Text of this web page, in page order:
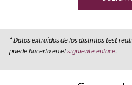
* Datos extraídos de los distintos test
puede hacerlo en elsiguiente enlace